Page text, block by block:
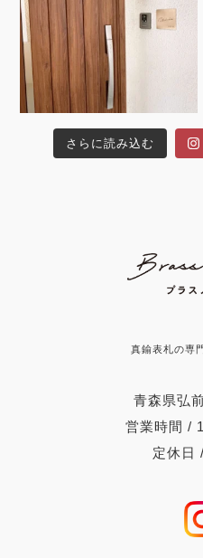
真鍮表札の専
青森県弘
営業時間 /
定休日
さらに読み込む